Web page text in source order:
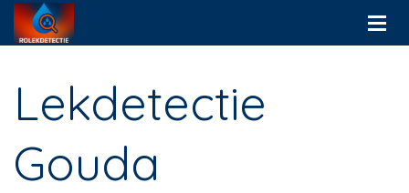
Lekdetectie
Gouda